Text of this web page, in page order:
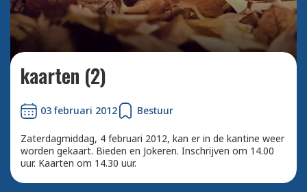
Bekijk alle foto's
kaarten (2)
03 februari 2012 Bestuur
Zaterdagmiddag, 4 februari 2012, kan er in de kantine weer
worden gekaart. Bieden en Jokeren. Inschrijven om 14.00
uur. Kaarten om 14.30 uur.